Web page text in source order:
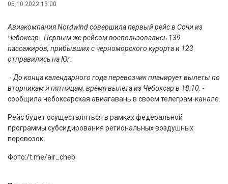
05.10.2022 13:00
Авиакомпания Nordwind совершила первый рейс в Сочи из
Чебоксар. Первым же рейсом воспользовались 139
пассажиров, прибывших с черноморского курорта и 123
отправились на Юг.
- До конца календарного года перевозчик планирует вылеты по
вторникам и пятницам, время вылета из Чебоксар в 18:10, -
сообщила чебоксарская авиагавань в своем телеграм-канале.
Рейс будет осуществляться в рамках федеральной
программы субсидирования региональных воздушных
перевозок.
Фото:/t.me/air_cheb